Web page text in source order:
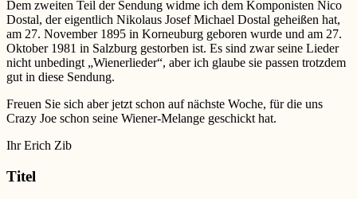
Dem zweiten Teil der Sendung widme ich dem Komponisten Nico
Dostal, der eigentlich Nikolaus Josef Michael Dostal geheißen hat,
am 27. November 1895 in Korneuburg geboren wurde und am 27.
Oktober 1981 in Salzburg gestorben ist. Es sind zwar seine Lieder
nicht unbedingt „Wienerlieder“, aber ich glaube sie passen trotzdem
gut in diese Sendung.
Freuen Sie sich aber jetzt schon auf nächste Woche, für die uns
Crazy Joe schon seine Wiener-Melange geschickt hat.
Ihr Erich Zib
Titel